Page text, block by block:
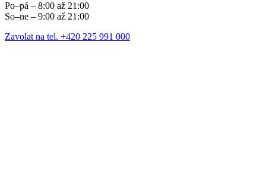
Po–pá – 8:00 až 21:00
So–ne – 9:00 až 21:00
Zavolat na tel. +420 225 991 000